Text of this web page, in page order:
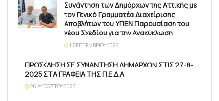
Συνάντηση των Δημάρχων της Αττικής με
τον Γενικό Γραμματέα Διαχείρισης
Αποβλήτων του ΥΠΕΝ Παρουσίαση του
νέου Σχεδίου για την Ανακύκλωση
1 ΣΕΠΤΕΜΒΡΊΟΥ 2025
ΠΡΟΣΚΛΗΣΗ ΣΕ ΣΥΝΑΝΤΗΣΗ ΔΗΜΑΡΧΩΝ ΣΤΙΣ 27-8-
2025 ΣΤΑ ΓΡΑΦΕΙΑ ΤΗΣ Π.Ε.Δ.Α
26 ΑΥΓΟΎΣΤΟΥ 2025